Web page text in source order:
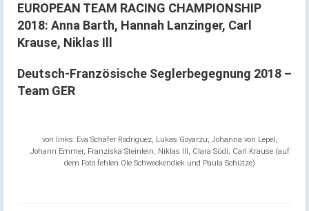
EUROPEAN TEAM RACING CHAMPIONSHIP
2018: Anna Barth, Hannah Lanzinger, Carl
Krause, Niklas Ill
Deutsch-Französische Seglerbegegnung 2018 –
Team GER
von links: Eva Schäfer Rodriguez, Lukas Goyarzu, Johanna von Lepel,
Johann Emmer, Franziska Steinlein, Niklas Ill, Clara Südi, Carl Krause (auf
dem Foto fehlen Ole Schweckendiek und Paula Schütze)